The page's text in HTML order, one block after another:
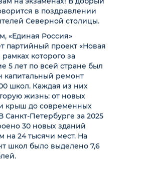
в поздравлении
Северной столицы.
«Единая Россия»
партийный проект «Новая
рамках которого за
5 лет по всей стране был
капитальный ремонт
школ. Каждая из них
жизнь: от новых
крыш до современных
Санкт-Петербурге за 2025
30 новых зданий
на 24 тысячи мест. На
школ было выделено 7,6